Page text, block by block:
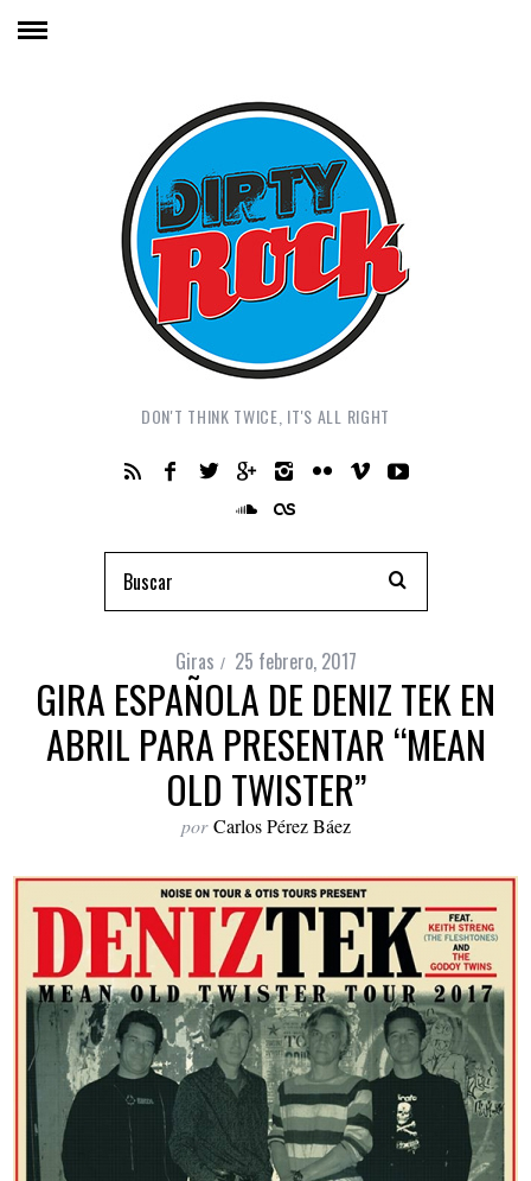
DON'T THINK TWICE, IT'S ALL RIGHT
Giras 25 febrero, 2017
GIRA ESPAÑOLA DE DENIZ TEK EN
ABRIL PARA PRESENTAR “MEAN
OLD TWISTER”
por Carlos Pérez Báez